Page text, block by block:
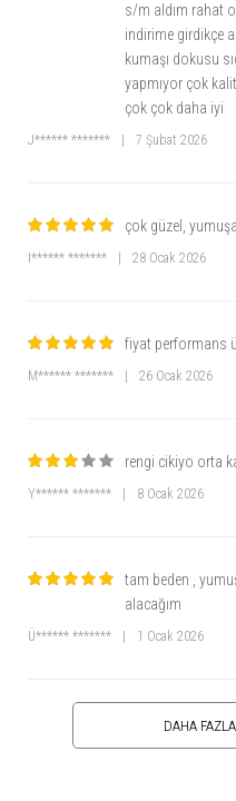
s/m aldım rahat
indirime girdikçe
kumaşı dokusu
yapmıyor çok
çok çok daha iyi
J****** ******* 7 Şubat 2026
çok güzel,
I****** ******* 28 Ocak 2026
fiyat performans
M****** ******* 26 Ocak 2026
rengi cikiyo orta
Y****** ******* 8 Ocak 2026
tam beden ,
alacağım
Ü****** ******* 1 Ocak 2026
DAHA